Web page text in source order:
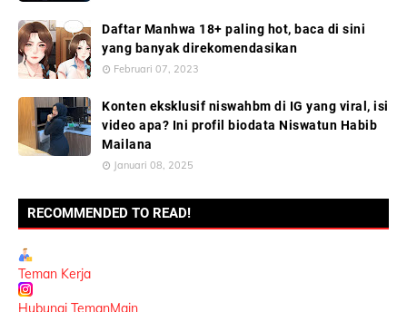
Daftar Manhwa 18+ paling hot, baca di sini
yang banyak direkomendasikan
Februari 07, 2023
Konten eksklusif niswahbm di IG yang viral, isi
video apa? Ini profil biodata Niswatun Habib
Mailana
Januari 08, 2025
RECOMMENDED TO READ!
Teman Kerja